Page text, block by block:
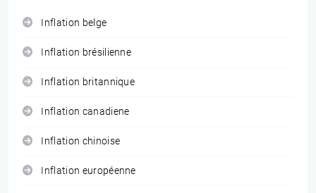
Inflation belge
Inflation brésilienne
Inflation britannique
Inflation canadiene
Inflation chinoise
Inflation européenne